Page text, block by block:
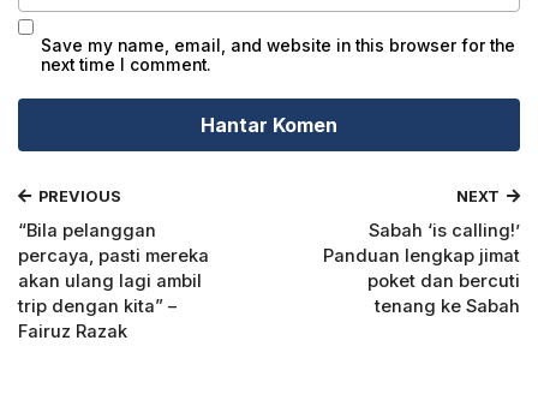
Save my name, email, and website in this browser for the
next time I comment.
PREVIOUS
“Bila pelanggan
percaya, pasti mereka
akan ulang lagi ambil
trip dengan kita” –
Fairuz Razak
NEXT
Sabah ‘is calling!’
Panduan lengkap jimat
poket dan bercuti
tenang ke Sabah